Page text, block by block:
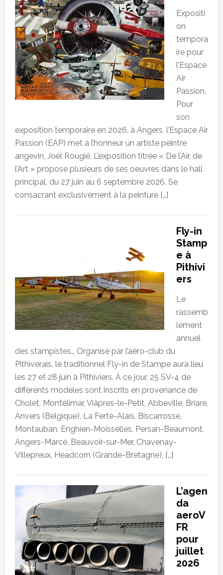
Expositi
on
tempora
ire pour
l’Espace
Air
Passion.
Pour
son
exposition temporaire en 2026, à Angers, l’Espace Air
Passion (EAP) met à l’honneur un artiste peintre
angevin, Joël Rougié. L’exposition titrée « De l’Air, de
l’Art » propose plusieurs de ses oeuvres dans le hall
principal, du 27 juin au 6 septembre 2026. Se
consacrant exclusivement à la peinture […]
Fly-in
Stamp
e à
Pithivi
ers
Le
rassemb
lement
annuel
des stampistes… Organisé par l’aéro-club du
Pithiverais, le traditionnel Fly-in de Stampe aura lieu
les 27 et 28 juin à Pithiviers. À ce jour, 25 SV-4 de
différents modèles sont inscrits en provenance de
Cholet, Montélimar, Viâpres-le-Petit, Abbeville, Briare,
Anvers (Belgique), La Ferté-Alais, Biscarrosse,
Montauban, Enghien-Moisselles, Persan-Beaumont,
Angers-Marcé, Beauvoir-sur-Mer, Chavenay-
Villepreux, Headcorn (Grande-Bretagne), […]
L’agen
da
aeroV
FR
pour
juillet
2026